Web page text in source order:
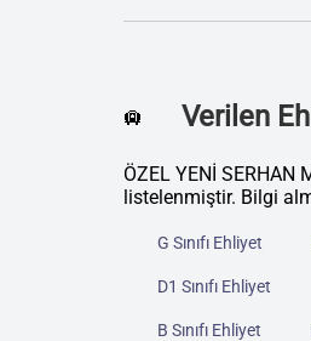
🛄 Verilen
ÖZEL YENİ SERHAN
listelenmiştir. Bilgi
G Sınıfı Ehliyet
D1 Sınıfı Ehliyet
B Sınıfı Ehliyet